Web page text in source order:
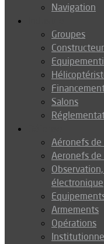
Navigation
Groupes
Salons
Aéronefs de
Aeronefs
électronique
Armements
Opérations